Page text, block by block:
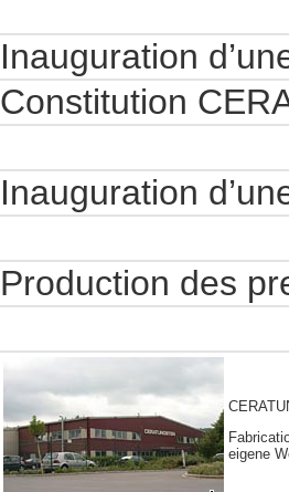
Inauguration
Constitution
Inauguration
Production des
eigene